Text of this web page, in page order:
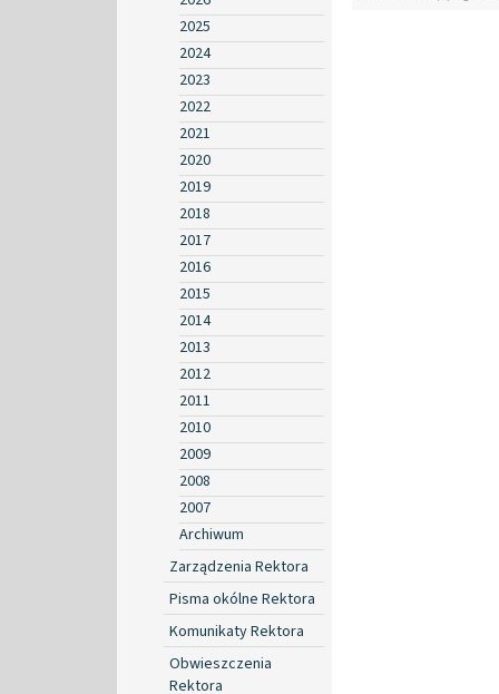
2025
2024
2023
2022
2021
2020
2019
2018
2017
2016
2015
2014
2013
2012
2011
2010
2009
2008
2007
Archiwum
Zarządzenia Rektora
Pisma okólne Rektora
Komunikaty Rektora
Obwieszczenia
Rektora